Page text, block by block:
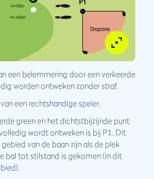
een belemmering door een verkeerde
worden ontweken zonder straf.
een rechtshandige speler.
green en het dichtstbijzijnde punt
wordt ontweken is bij P1. Dit
van de baan zijn als de plek
bal tot stilstand is gekomen (in dit